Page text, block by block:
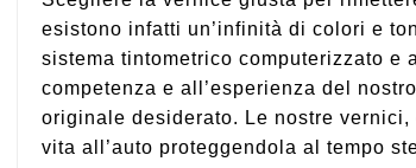
esistono infatti un’infinità di colori e
sistema tintometrico computerizzato
competenza e all’esperienza del
originale desiderato. Le nostre
vita all’auto proteggendola al tempo